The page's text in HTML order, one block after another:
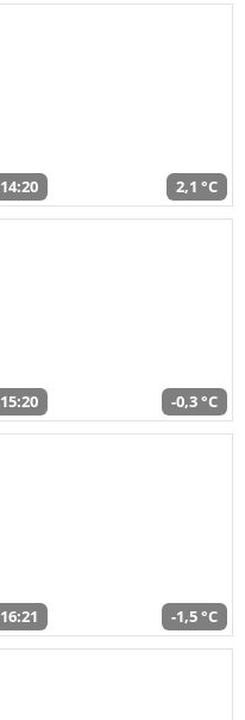
14:20 2,1 °C
15:20 -0,3 °C
16:21 -1,5 °C